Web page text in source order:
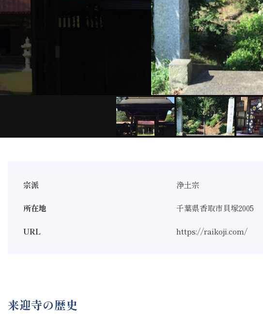
宗派
浄土宗
所在地
千葉県香取市貝塚2005
URL
https://raikoji.com/
来迎寺の歴史